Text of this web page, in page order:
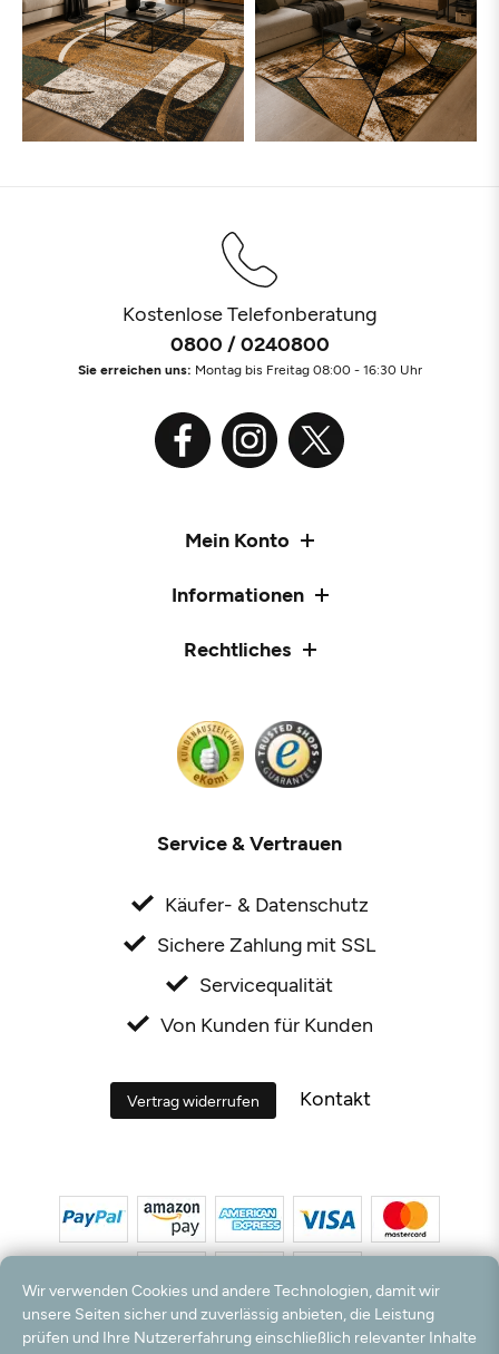
Kostenlose Telefonberatung
0800 / 0240800
Sie erreichen uns: Montag bis Freitag 08:00 - 16:30 Uhr
Mein Konto
Informationen
Rechtliches
Service & Vertrauen
Käufer- & Datenschutz
Sichere Zahlung mit SSL
Servicequalität
Von Kunden für Kunden
Vertrag widerrufen Kontakt
*Alle Preise inkl. MwSt. und zzgl. Versandkosten. **Kostenloser Versand und Rückversand
Wir verwenden Cookies und andere Technologien, damit wir
unsere Seiten sicher und zuverlässig anbieten, die Leistung
prüfen und Ihre Nutzererfahrung einschließlich relevanter Inhalte